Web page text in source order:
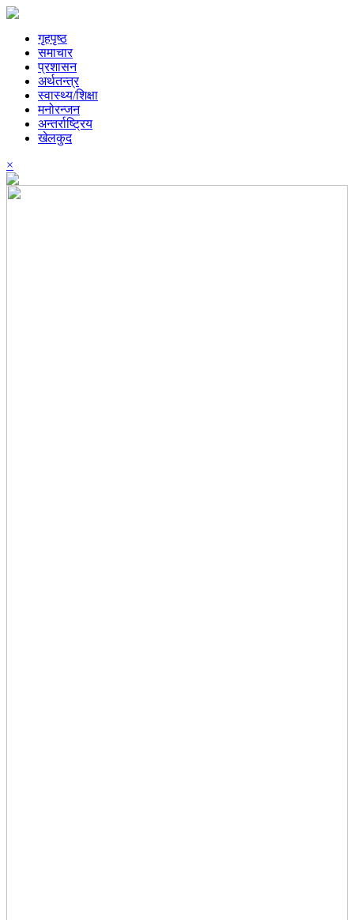
गृहपृष्ठ
समाचार
प्रशासन
अर्थतन्त्र
स्वास्थ्य/शिक्षा
मनोरन्जन
अन्तर्राष्ट्रिय
खेलकुद
×